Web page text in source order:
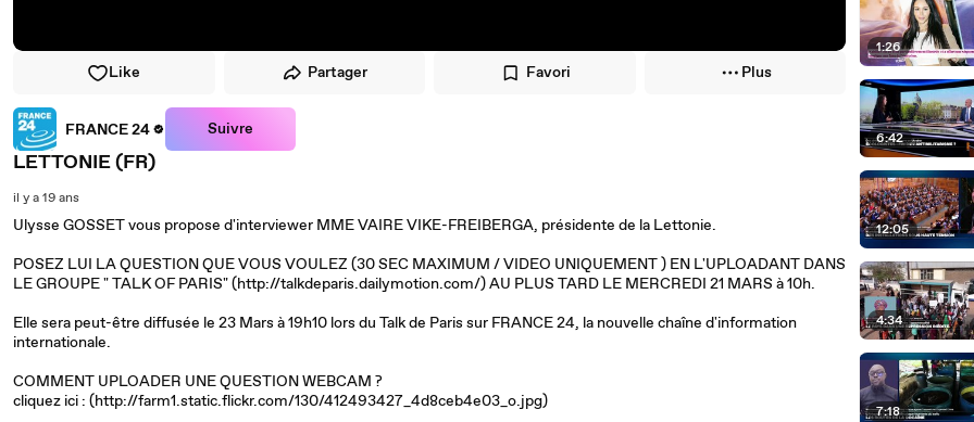
Like Partager Favori Plus
FRANCE 24 Suivre
LETTONIE (FR)
il y a 19 ans
Ulysse GOSSET vous propose d'interviewer MME VAIRE VIKE-FREIBERGA, présidente de la Lettonie.
POSEZ LUI LA QUESTION QUE VOUS VOULEZ (30 SEC MAXIMUM / VIDEO UNIQUEMENT ) EN L'UPLOADANT DANS
LE GROUPE " TALK OF PARIS" (http://talkdeparis.dailymotion.com/) AU PLUS TARD LE MERCREDI 21 MARS à 10h.
Elle sera peut-être diffusée le 23 Mars à 19h10 lors du Talk de Paris sur FRANCE 24, la nouvelle chaîne d'information
internationale.
COMMENT UPLOADER UNE QUESTION WEBCAM ?
cliquez ici : (http://farm1.static.flickr.com/130/412493427_4d8ceb4e03_o.jpg)
1:26
6:42
12:05
4:34
7:18